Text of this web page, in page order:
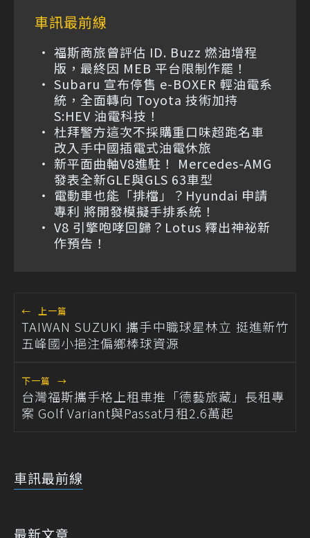
車訊最前線
福斯商旅曾評估 ID. Buzz 燃油增程
版，最終因 MEB 平台限制作罷！
Subaru 宣布停售 e-BOXER 輕油電系
統，全面轉向 Toyota 技術加持
S:HEV 油電科技！
杜拜警方這次不採購重口味超跑名車
改入手中國插電式油電休旅
新平面曲軸V8進駐！ Mercedes-AMG
發表全新GLE與GLS 63車型
電動車也能「排檔」？Hyundai 申請
專利 將開發模擬手排系統！
V8 引擎咆哮回歸？Lotus 釋出神祕新
作預告！
← 上一篇
TAIWAN SUZUKI 攜手中職球星林立 挺進新竹
五峰國小挹注偏鄉棒球資源
下一篇 →
台灣福斯攜手格上租車推「德藝旅藏」長租專
案 Golf Variant與Passat月租2.6萬起
車訊最前線
最新文章